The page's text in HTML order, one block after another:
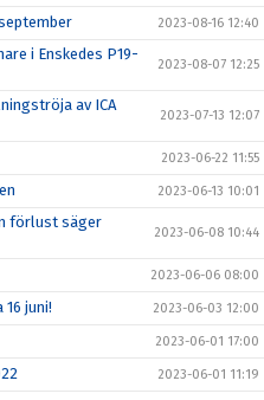
2023-08-16 12:40
i Enskedes P19-
2023-08-07 12:25
av ICA
2023-07-13 12:07
2023-06-22 11:55
2023-06-13 10:01
förlust säger
2023-06-08 10:44
2023-06-06 08:00
juni! 2023-06-03 12:00
2023-06-01 17:00
2023-06-01 11:19